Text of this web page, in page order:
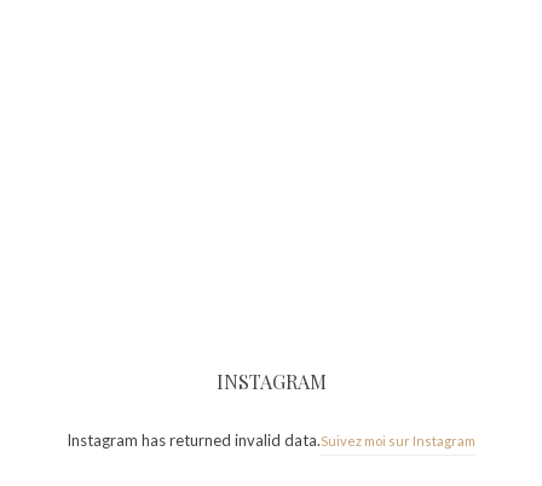
INSTAGRAM
Instagram has returned invalid data.Suivez moi sur Instagram